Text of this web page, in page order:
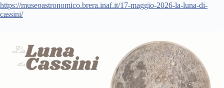
https://museoastronomico.brera.inaf.it/17-maggio-2026-la-luna-di-
cassini/